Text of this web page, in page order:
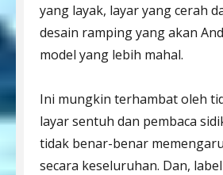
yang layak, layar yang cerah
desain ramping yang akan
model yang lebih mahal.
Ini mungkin terhambat oleh
layar sentuh dan pembaca
tidak benar-benar
secara keseluruhan. Dan,